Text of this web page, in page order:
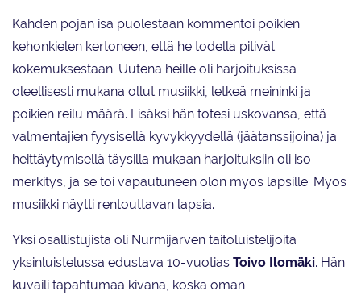
Kahden pojan isä puolestaan kommentoi poikien
kehonkielen kertoneen, että he todella pitivät
kokemuksestaan. Uutena heille oli harjoituksissa
oleellisesti mukana ollut musiikki, letkeä meininki ja
poikien reilu määrä. Lisäksi hän totesi uskovansa, että
valmentajien fyysisellä kyvykkyydellä (jäätanssijoina) ja
heittäytymisellä täysilla mukaan harjoituksiin oli iso
merkitys, ja se toi vapautuneen olon myös lapsille. Myös
musiikki näytti rentouttavan lapsia.
Yksi osallistujista oli Nurmijärven taitoluistelijoita
yksinluistelussa edustava 10-vuotias Toivo Ilomäki. Hän
kuvaili tapahtumaa kivana, koska oman